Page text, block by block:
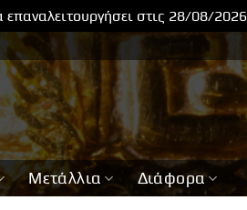
στις 28/08/
Μετάλλια Διάφορα